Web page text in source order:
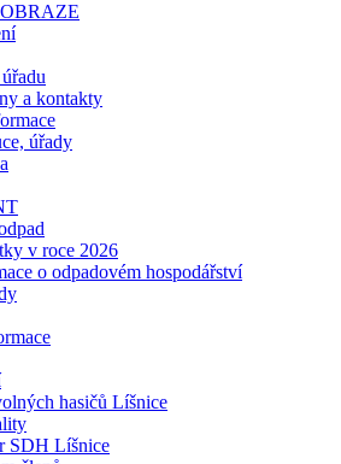
a kontakty
úřady
v roce 2026
o odpadovém hospodářství
hasičů Líšnice
SDH Líšnice